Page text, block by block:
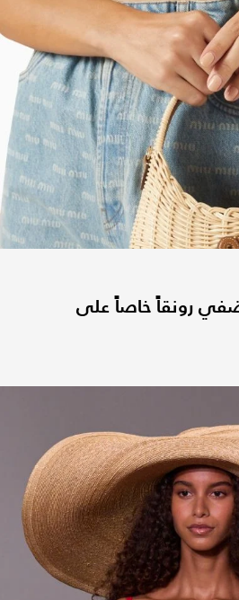
رونقاً خاصاً على